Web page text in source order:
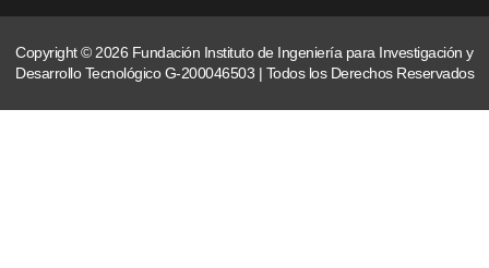
Copyright © 2026 Fundación Instituto de Ingeniería para Investigación y
Desarrollo Tecnológico G-200046503 | Todos los Derechos Reservados